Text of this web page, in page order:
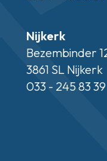
Nijkerk
Bezembinder
3861 SL Nijkerk
033 - 245 83 39